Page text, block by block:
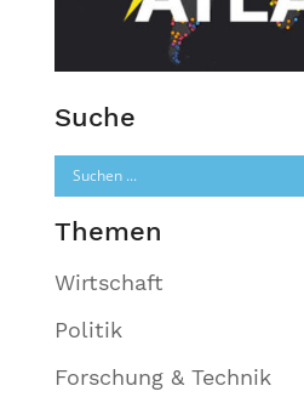
Suche
Themen
Wirtschaft
Politik
Forschung & Technik